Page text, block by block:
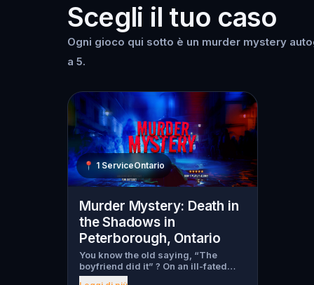
Scegli il tuo caso
Ogni gioco qui sotto è un murder mystery
a 5.
📍 1 ServiceOntario
Murder Mystery: Death in
the Shadows in
Peterborough, Ontario
You know the old saying, “The
boyfriend did it” ? On an ill-fated
night, love goes terribly wrong for